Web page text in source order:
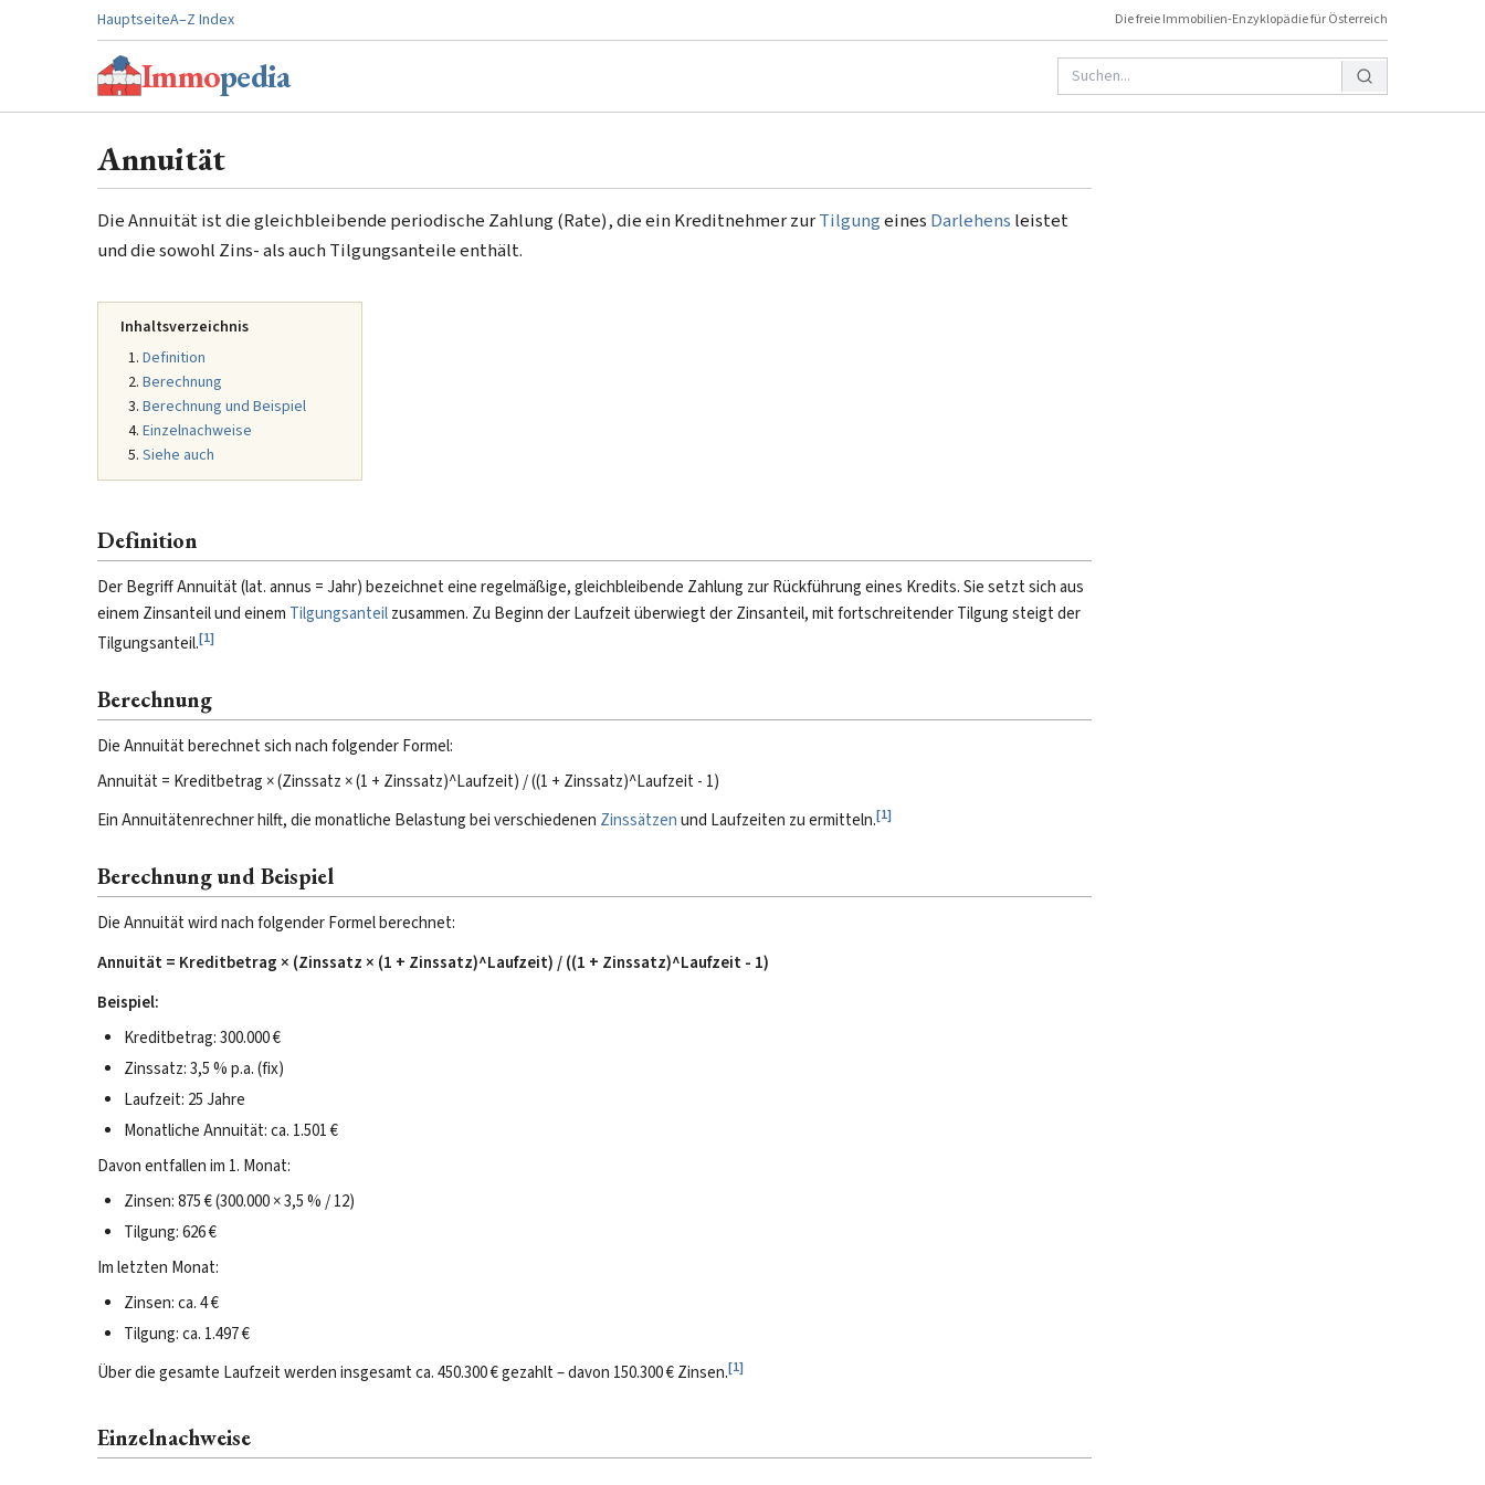
HauptseiteA–Z Index Die freie Immobilien-Enzyklopädie für Österreich
Immopedia
Annuität
Die Annuität ist die gleichbleibende periodische Zahlung (Rate), die ein Kreditnehmer zurTilgungeines Darlehens leistet
und die sowohl Zins- als auch Tilgungsanteile enthält.
Inhaltsverzeichnis
Definition
Berechnung
Berechnung und Beispiel
Einzelnachweise
Siehe auch
Definition
Der Begriff Annuität (lat. annus = Jahr) bezeichnet eine regelmäßige, gleichbleibende Zahlung zur Rückführung eines Kredits. Sie setzt sich aus
einem Zinsanteil und einem Tilgungsanteilzusammen. Zu Beginn der Laufzeit überwiegt der Zinsanteil, mit fortschreitender Tilgung steigt der
Tilgungsanteil.[1]
Berechnung
Die Annuität berechnet sich nach folgender Formel:
Annuität = Kreditbetrag × (Zinssatz × (1 + Zinssatz)^Laufzeit) / ((1 + Zinssatz)^Laufzeit - 1)
Ein Annuitätenrechner hilft, die monatliche Belastung bei verschiedenen Zinssätzenund Laufzeiten zu ermitteln.[1]
Berechnung und Beispiel
Die Annuität wird nach folgender Formel berechnet:
Annuität = Kreditbetrag × (Zinssatz × (1 + Zinssatz)^Laufzeit) / ((1 + Zinssatz)^Laufzeit - 1)
Beispiel:
Kreditbetrag: 300.000 €
Zinssatz: 3,5 % p.a. (fix)
Laufzeit: 25 Jahre
Monatliche Annuität: ca. 1.501 €
Davon entfallen im 1. Monat:
Zinsen: 875 € (300.000 × 3,5 % / 12)
Tilgung: 626 €
Im letzten Monat:
Zinsen: ca. 4 €
Tilgung: ca. 1.497 €
Über die gesamte Laufzeit werden insgesamt ca. 450.300 € gezahlt – davon 150.300 € Zinsen.[1]
Einzelnachweise